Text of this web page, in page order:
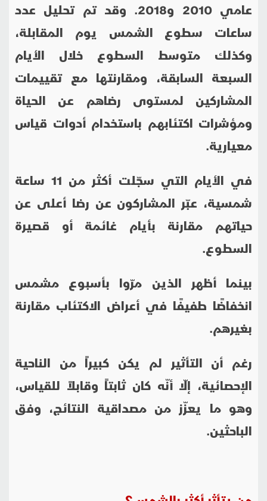
عامي 2010 و2018. وقد تم تحليل عدد
ساعات سطوع الشمس يوم المقابلة،
وكذلك متوسط السطوع خلال الأيام
السبعة السابقة، ومقارنتها مع تقييمات
المشاركين لمستوى رضاهم عن الحياة
ومؤشرات اكتئابهم باستخدام أدوات قياس
معيارية.
في الأيام التي سجّلت أكثر من 11 ساعة
شمسية، عبّر المشاركون عن رضا أعلى عن
حياتهم مقارنة بأيام غائمة أو قصيرة
السطوع.
بينما أظهر الذين مرّوا بأسبوع مشمس
انخفاضًا طفيفًا في أعراض الاكتئاب مقارنة
بغيرهم.
رغم أن التأثير لم يكن كبيراً من الناحية
الإحصائية، إلّا أنّه كان ثابتاً وقابلاً للقياس،
وهو ما يعزّز من مصداقية النتائج، وفق
الباحثين.